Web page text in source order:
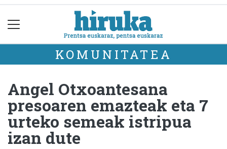
KOMUNITATEA
Angel Otxoantesana
presoaren emazteak eta 7
urteko semeak istripua
izan dute